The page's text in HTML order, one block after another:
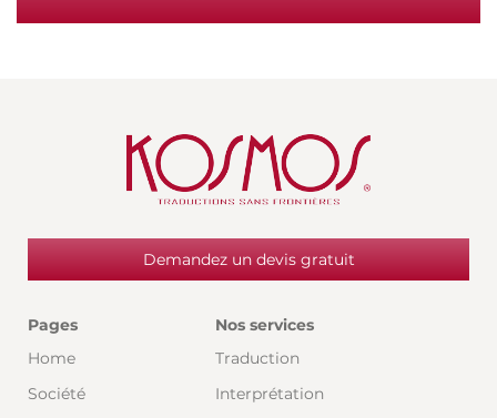
Demandez un devis gratuit
Pages
Home
Société
Nos services
Traduction
Interprétation